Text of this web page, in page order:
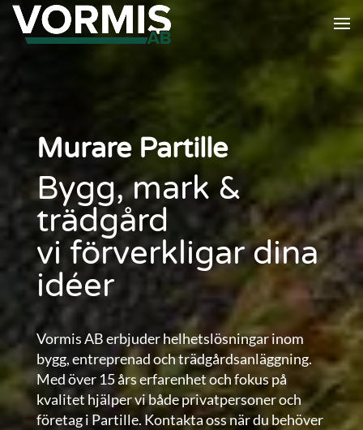
Murare Partille
Bygg, mark &
trädgård
vi förverkligar dina
idéer
Vormis AB erbjuder helhetslösningar inom
bygg, entreprenad och trädgårdsanläggning.
Med över 15 års erfarenhet och fokus på
kvalitet hjälper vi både privatpersoner och
företag i Partille. Kontakta oss när du behöver